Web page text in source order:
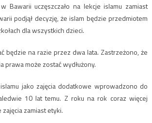
Bawarii uczęszczało na lekcje islamu zamiast
podjął decyzję, że islam będzie przedmiotem
dla wszystkich dzieci.
będzie na razie przez dwa lata. Zastrzeżono, że
prawa może zostać wydłużony.
jako zajęcia dodatkowe wprowadzono do
10 lat temu. Z roku na rok coraz więcej
zamiast etyki.